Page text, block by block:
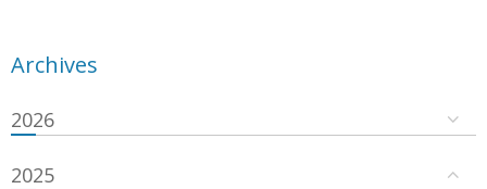
Archives
2026
2025